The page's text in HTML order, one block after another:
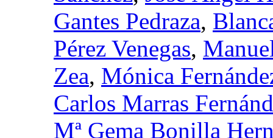
Gantes Pedraza,
Pérez Venegas,
Zea, Mónica
Carlos Marras
Mª Gema Bonilla